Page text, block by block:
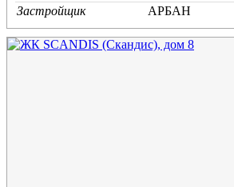
Застройщик
АРБАН